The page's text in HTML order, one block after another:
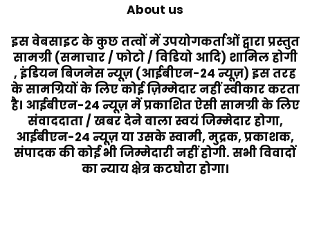
About us
इस वेबसाइट के कुछ तत्वों में उपयोगकर्ताओं द्वारा प्रस्तुत
सामग्री (समाचार / फोटो / विडियो आदि) शामिल होगी
, इंडियन बिजनेस न्यूज़ (आईबीएन-24 न्यूज़) इस तरह
के सामग्रियों के लिए कोई ज़िम्मेदार नहीं स्वीकार करता
है। आईबीएन-24 न्यूज़ में प्रकाशित ऐसी सामग्री के लिए
संवाददाता / खबर देने वाला स्वयं जिम्मेदार होगा,
आईबीएन-24 न्यूज़ या उसके स्वामी, मुद्रक, प्रकाशक,
संपादक की कोई भी जिम्मेदारी नहीं होगी. सभी विवादों
का न्याय क्षेत्र कटघोरा होगा।